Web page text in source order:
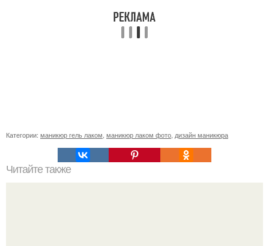
Категории: маникюр гель лаком маникюр лаком фото дизайн маникюра
Читайте также